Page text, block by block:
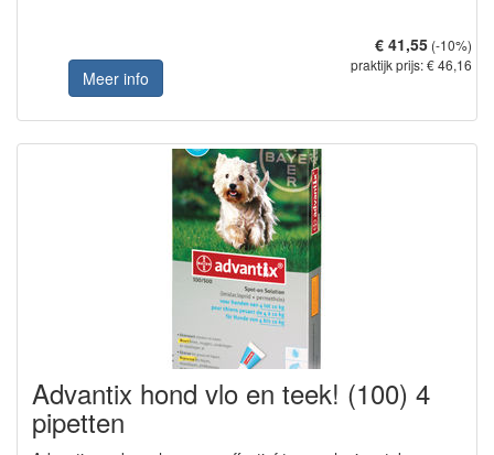
Meer info
€ 41,55 (-10%)
praktijk prijs: € 46,16
Advantix hond vlo en teek! (100) 4
pipetten